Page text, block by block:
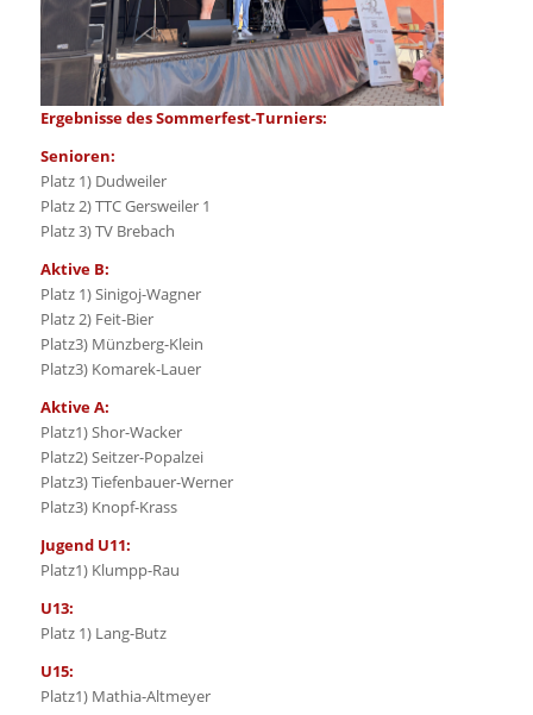
Ergebnisse des Sommerfest-Turniers:
Senioren:
Platz 1) Dudweiler
Platz 2) TTC Gersweiler 1
Platz 3) TV Brebach
Aktive B:
Platz 1) Sinigoj-Wagner
Platz 2) Feit-Bier
Platz3) Münzberg-Klein
Platz3) Komarek-Lauer
Aktive A:
Platz1) Shor-Wacker
Platz2) Seitzer-Popalzei
Platz3) Tiefenbauer-Werner
Platz3) Knopf-Krass
Jugend U11:
Platz1) Klumpp-Rau
U13:
Platz 1) Lang-Butz
U15:
Platz1) Mathia-Altmeyer